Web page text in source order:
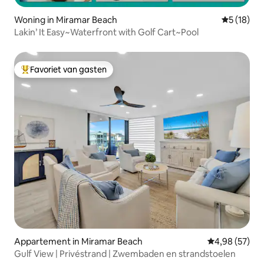
Woning in Miramar Beach
5 (18)
Lakin’ It Easy~Waterfront with Golf Cart~Pool
Topfavoriet van gasten
Favoriet van gasten
Appartement in Miramar Beach Gemiddelde
4,98 (57)
Gulf View | Privéstrand | Zwembaden en strandstoelen